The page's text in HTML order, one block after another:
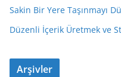
Sakin Bir Yere Taşınmayı
Düzenli İçerik Üretmek ve
Arşivler